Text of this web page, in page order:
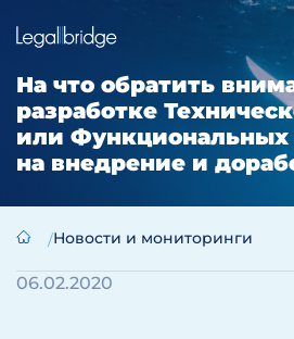
На что обратить
разработке
или Функциональных
на внедрение и
Новости и мониторинги
06.02.2020